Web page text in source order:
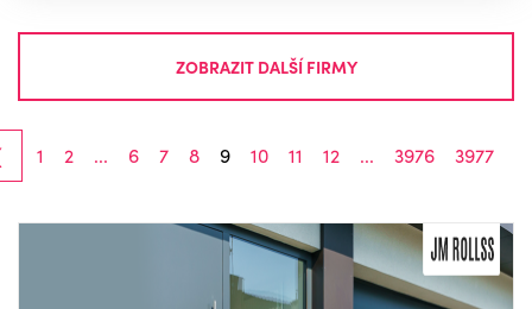
ZOBRAZIT DALŠÍ FIRMY
1 2 ... 6 7 8 9 10 11 12 ... 3976 3977